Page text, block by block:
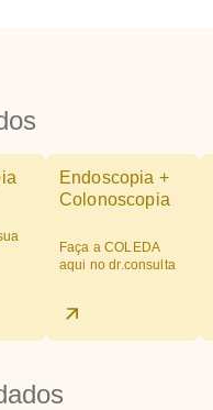
Endoscopia +
Colonoscopia
Faça a COLEDA
aqui no dr.consulta